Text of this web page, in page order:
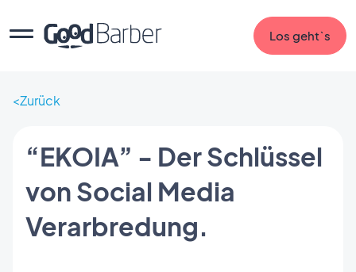
Los geht`s
Zurück
“EKOIA” - Der Schlüssel
von Social Media
Verarbredung.